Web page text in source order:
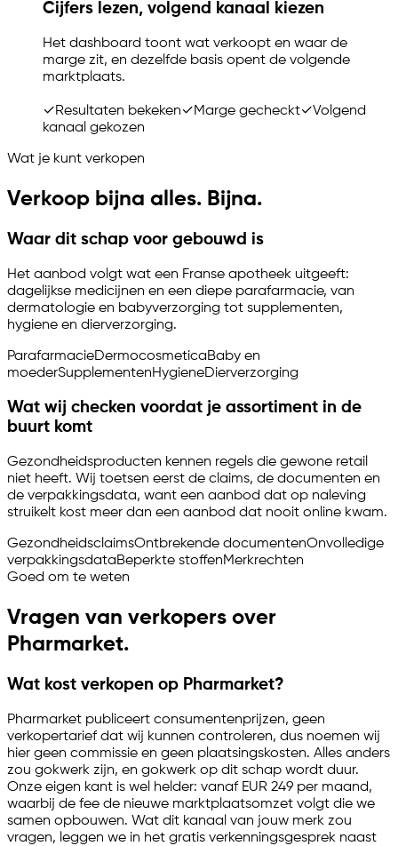
Cijfers lezen, volgend kanaal kiezen
Het dashboard toont wat verkoopt en waar de
marge zit, en dezelfde basis opent de volgende
marktplaats.
✓Resultaten bekeken✓Marge gecheckt✓Volgend
kanaal gekozen
Wat je kunt verkopen
Verkoop bijna alles. Bijna.
Waar dit schap voor gebouwd is
Het aanbod volgt wat een Franse apotheek uitgeeft:
dagelijkse medicijnen en een diepe parafarmacie, van
dermatologie en babyverzorging tot supplementen,
hygiene en dierverzorging.
ParafarmacieDermocosmeticaBaby en
moederSupplementenHygieneDierverzorging
Wat wij checken voordat je assortiment in de
buurt komt
Gezondheidsproducten kennen regels die gewone retail
niet heeft. Wij toetsen eerst de claims, de documenten en
de verpakkingsdata, want een aanbod dat op naleving
struikelt kost meer dan een aanbod dat nooit online kwam.
GezondheidsclaimsOntbrekende documentenOnvolledige
verpakkingsdataBeperkte stoffenMerkrechten
Goed om te weten
Vragen van verkopers over
Pharmarket.
Wat kost verkopen op Pharmarket?
Pharmarket publiceert consumentenprijzen, geen
verkopertarief dat wij kunnen controleren, dus noemen wij
hier geen commissie en geen plaatsingskosten. Alles anders
zou gokwerk zijn, en gokwerk op dit schap wordt duur.
Onze eigen kant is wel helder: vanaf EUR 249 per maand,
waarbij de fee de nieuwe marktplaatsomzet volgt die we
samen opbouwen. Wat dit kanaal van jouw merk zou
vragen, leggen we in het gratis verkenningsgesprek naast